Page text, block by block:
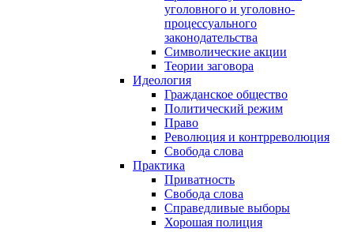
уголовного и уголовно-
процессуального
законодательства
Символические акции
Теории заговора
Идеология
Гражданское общество
Политический режим
Право
Революция и контрреволюция
Свобода слова
Практика
Приватность
Свобода слова
Справедливые выборы
Хорошая полиция